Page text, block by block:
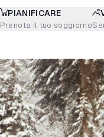
PIANIFICARE
Prenota il tuo soggiorno